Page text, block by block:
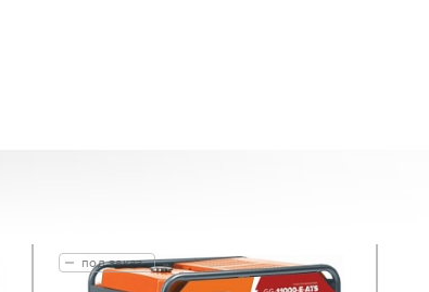
под заказ